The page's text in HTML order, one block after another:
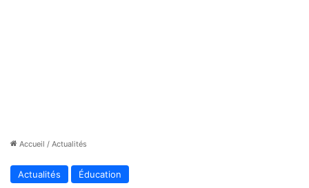
Accueil / Actualités
Actualités Éducation